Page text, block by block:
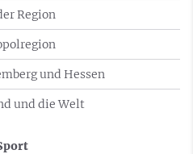
Region
und Hessen
und die Welt